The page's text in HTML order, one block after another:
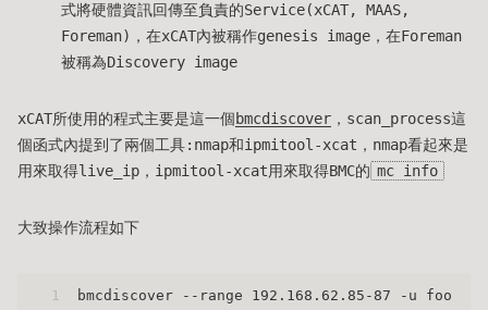
式將硬體資訊回傳至負責的Service(xCAT, MAAS,
Foreman)，在xCAT內被稱作genesis image，在Foreman
被稱為Discovery image
xCAT所使用的程式主要是這一個bmcdiscover ，scan_process這
個函式內提到了兩個工具:nmap和ipmitool-xcat，nmap看起來是
用來取得live_ip，ipmitool-xcat用來取得BMC的 mc info
大致操作流程如下
1
bmcdiscover --range 192.168.62.85-87 -u foo -